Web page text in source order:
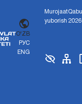
O'ZB
РУС
ENG
Murojaat
yuborish
Qabul
2026